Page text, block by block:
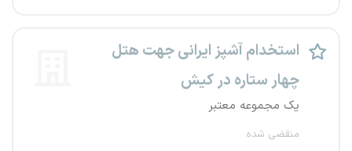
استخدام آشپز ایرانی جهت هتل
چهار ستاره در کیش
یک مجموعه معتبر
منقضی شده